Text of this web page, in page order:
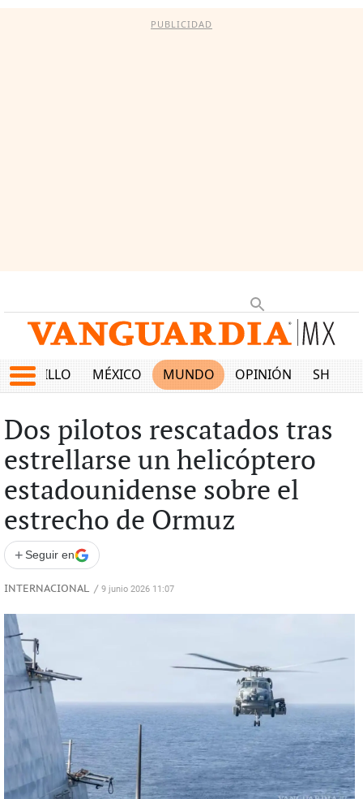
PUBLICIDAD
SALTILLO MÉXICO MUNDO OPINIÓN SHOW
Dos pilotos rescatados tras
estrellarse un helicóptero
estadounidense sobre el
estrecho de Ormuz
+ Seguir en
INTERNACIONAL / 9 junio 2026 11:07